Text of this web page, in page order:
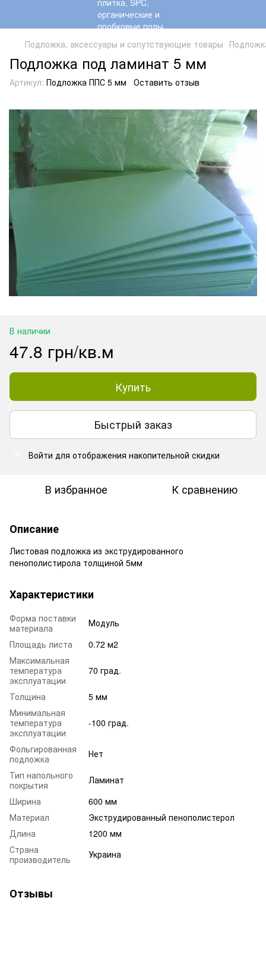
Подложка, аксессуары и сопутствующие товары
Подложка под ламинат 5 мм
Артикул: Подложка ППС 5 мм Оставить отзыв
В наличии
47.8 грн/кв.м
Купить
Быстрый заказ
Войти для отображения накопительной скидки
В избранное К сравнению
Описание
Листовая подложка из экструдированного
пенополистирола толщиной 5мм
Характеристики
Форма поставки
материала
Модуль
Площадь листа
0.72 м2
Максимальная
температура
эксплуатации
70 град.
Толщина
5 мм
Минимальная
температура
эксплуатации
-100 град.
Фольгированная
подложка
Нет
Тип напольного
покрытия
Ламинат
Ширина
600 мм
Материал
Экструдированный пенополистерол
Длина
1200 мм
Страна
производитель
Украина
Отзывы